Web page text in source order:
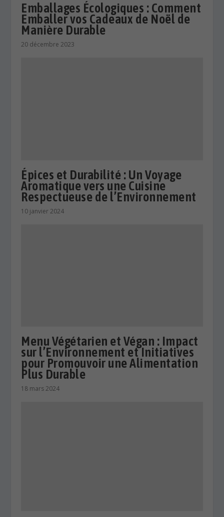
Emballages Écologiques : Comment
Emballer vos Cadeaux de Noël de
Manière Durable
20 décembre 2023
Épices et Durabilité : Un Voyage
Aromatique vers une Cuisine
Respectueuse de l’Environnement
10 janvier 2024
Menu Végétarien et Végan : Impact
sur l’Environnement et Initiatives
pour Promouvoir une Alimentation
Plus Durable
18 mars 2024